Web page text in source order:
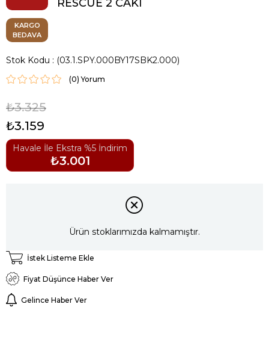
RESCUE 2 CAKI
KARGO
BEDAVA
Stok Kodu (03.1.SPY.000BY17SBK2.000)
(0)
₺3.325
₺3.159
Havale İle Ekstra %5 İndirim
₺3.001
Ürün stoklarımızda kalmamıştır.
İstek Listeme Ekle
Fiyat Düşünce Haber Ver
Gelince Haber Ver